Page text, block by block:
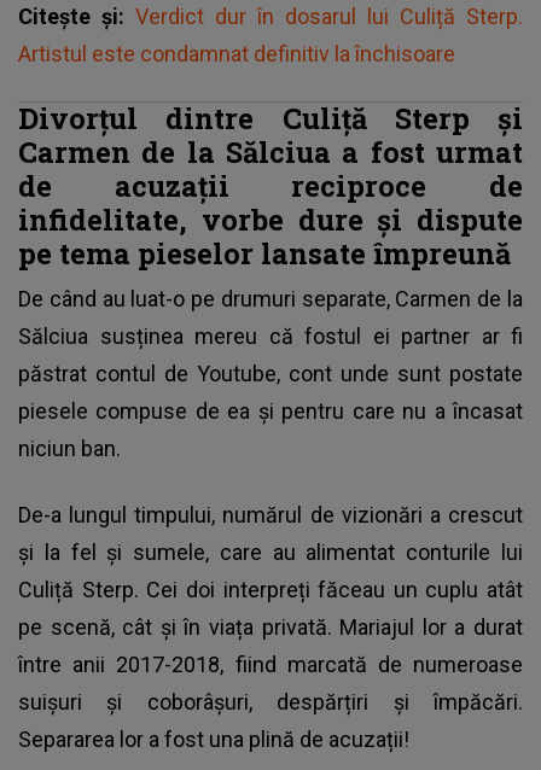
Citește și: Verdict dur în dosarul lui Culiță Sterp.
Artistul este condamnat definitiv la închisoare
Divorțul dintre Culiță Sterp și
Carmen de la Sălciua a fost urmat
de acuzații reciproce de
infidelitate, vorbe dure și dispute
pe tema pieselor lansate împreună
De când au luat-o pe drumuri separate, Carmen de la
Sălciua susținea mereu că fostul ei partner ar fi
păstrat contul de Youtube, cont unde sunt postate
piesele compuse de ea și pentru care nu a încasat
niciun ban.
De-a lungul timpului, numărul de vizionări a crescut
și la fel și sumele, care au alimentat conturile lui
Culiță Sterp. Cei doi interpreți făceau un cuplu atât
pe scenă, cât și în viața privată. Mariajul lor a durat
între anii 2017-2018, fiind marcată de numeroase
suișuri și coborâșuri, despărțiri și împăcări.
Separarea lor a fost una plină de acuzații!